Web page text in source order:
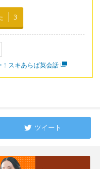
3
スキあらば英会話
ツイート